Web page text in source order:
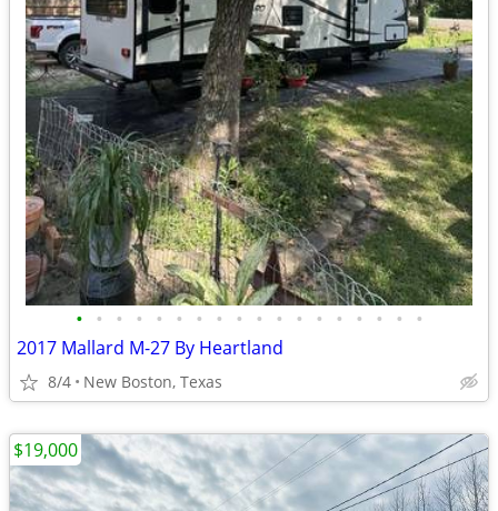
• • • • • • • • • • • • • • • • • •
2017 Mallard M-27 By Heartland
8/4 New Boston, Texas
$19,000